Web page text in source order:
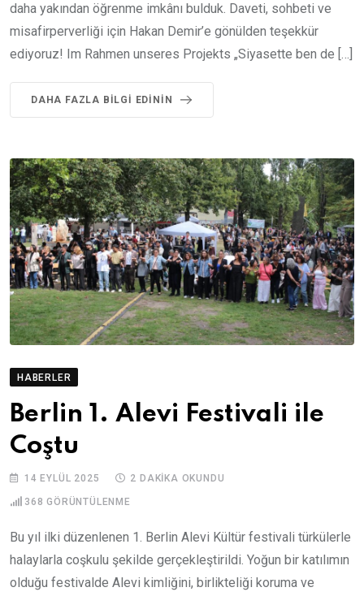
daha yakından öğrenme imkânı bulduk. Daveti, sohbeti ve
misafirperverliği için Hakan Demir’e gönülden teşekkür
ediyoruz! Im Rahmen unseres Projekts „Siyasette ben de […]
DAHA FAZLA BILGI EDININ
HABERLER
Berlin 1. Alevi Festivali ile
Coştu
14 EYLÜL 2025 2 DAKIKA OKUNDU
368 GÖRÜNTÜLENME
Bu yıl ilki düzenlenen 1. Berlin Alevi Kültür festivali türkülerle
halaylarla coşkulu şekilde gerçekleştirildi. Yoğun bir katılımın
olduğu festivalde Alevi kimliğini, birlikteliği koruma ve